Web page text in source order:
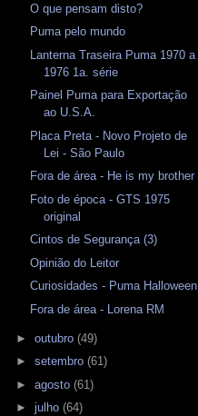
O que pensam disto?
Puma pelo mundo
Lanterna Traseira Puma 1970 a
1976 1a. série
Painel Puma para Exportação
ao U.S.A.
Placa Preta - Novo Projeto de
Lei - São Paulo
Fora de área - He is my brother
Foto de época - GTS 1975
original
Cintos de Segurança (3)
Opinião do Leitor
Curiosidades - Puma Halloween
Fora de área - Lorena RM
► outubro (49)
► setembro (61)
► agosto (61)
► julho (64)